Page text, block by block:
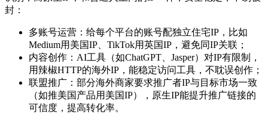
封：
多账号运营：给每个平台的账号配独立住宅IP，比如
Medium用美国IP、TikTok用英国IP，避免同IP关联；
内容创作：AI工具（如ChatGPT、Jasper）对IP有限制，
用辣椒HTTP的海外IP，能稳定访问工具，不耽误创作；
联盟推广：部分海外商家要求推广者IP与目标市场一致
（如推美国产品用美国IP），原生IP能提升推广链接的
可信度，提高转化率。